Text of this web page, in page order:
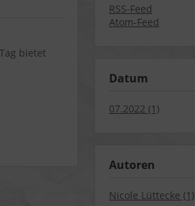
RSS-Feed
Atom-Feed
Datum
07.2022 (1)
Autoren
Nicole Lüttecke (1)
bietet